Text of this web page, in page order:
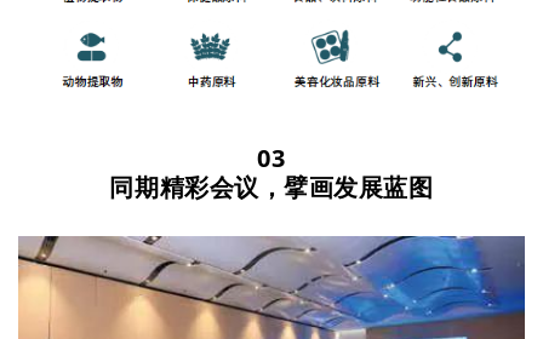
03
同期精彩会议，擘画发展蓝图